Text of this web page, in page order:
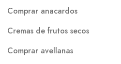
Comprar anacardos
Cremas de frutos secos
Comprar avellanas